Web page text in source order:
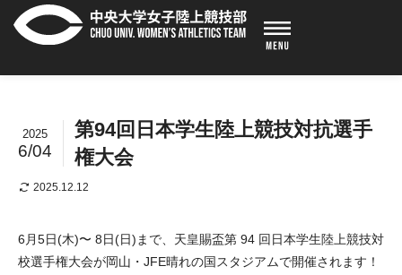
第94回日本学生陸上競技対抗選手
権大会
2025
6/04
2025.12.12
6月5日(木)〜 8日(日)まで、天皇賜盃第 94 回日本学生陸上競技対
校選手権大会が岡山・JFE晴れの国スタジアムで開催されます！